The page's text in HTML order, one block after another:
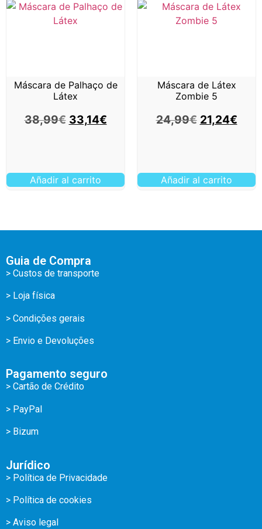
Máscara de Palhaço de
Látex
38,99€ 33,14€
Añadir al carrito
Máscara de Látex
Zombie 5
24,99€ 21,24€
Añadir al carrito
Guia de Compra
> Custos de transporte
> Loja física
> Condições gerais
> Envio e Devoluções
Pagamento seguro
> Cartão de Crédito
> PayPal
> Bizum
Jurídico
> Política de Privacidade
> Política de cookies
> Aviso legal